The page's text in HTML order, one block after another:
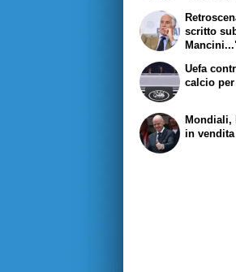
scritto
Uefa
calcio
Mondiali,
in